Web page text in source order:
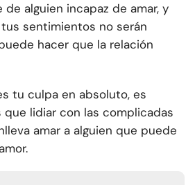
de alguien incapaz de amar, y
sentimientos no serán
hacer que la relación
tu culpa en absoluto, es
lidiar con las complicadas
amar a alguien que puede